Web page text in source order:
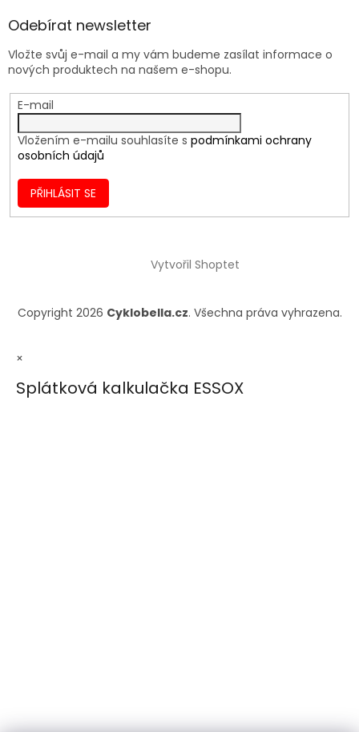
Odebírat newsletter
Vložte svůj e-mail a my vám budeme zasílat informace o
nových produktech na našem e-shopu.
E-mail
Vložením e-mailu souhlasíte s podmínkami ochrany
osobních údajů
PŘIHLÁSIT SE
Vytvořil Shoptet
Copyright 2026 Cyklobella.cz. Všechna práva vyhrazena.
×
Splátková kalkulačka ESSOX